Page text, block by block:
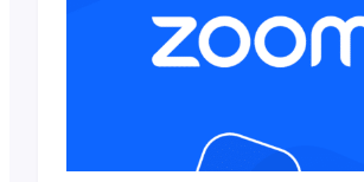
Calendar Πρώτα θα πρέπει να
ότι έχετε εγκαταστήσει το πρόσθετο
Elementor. Το